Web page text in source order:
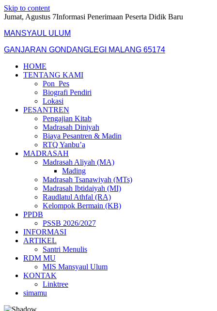
Skip to content
Jumat, Agustus 7Informasi Penerimaan Peserta Didik Baru
MANSYAUL ULUM
GANJARAN GONDANGLEGI MALANG 65174
HOME
TENTANG KAMI
Pon_Pes
Biografi Pendiri
Lokasi
PESANTREN
Pengajian Kitab
Madrasah Diniyah
Biaya Pesantren & Madin
RTQ Yanbu’a
MADRASAH
Madrasah Aliyah (MA)
Mading
Madrasah Tsanawiyah (MTs)
Madrasah Ibtidaiyah (MI)
Raudlatul Athfal (RA)
Kelompok Bermain (KB)
PPDB
PSSB 2026/2027
INFORMASI
ARTIKEL
Santri Menulis
RDM MU
MIS Mansyaul Ulum
KONTAK
Linktree
simamu